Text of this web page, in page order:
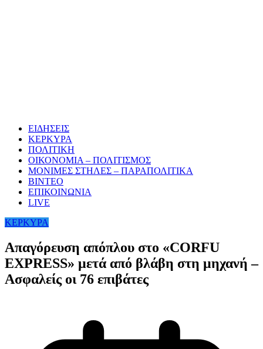
ΕΙΔΗΣΕΙΣ
ΚΕΡΚΥΡΑ
ΠΟΛΙΤΙΚΗ
ΟΙΚΟΝΟΜΙΑ – ΠΟΛΙΤΙΣΜΟΣ
ΜΟΝΙΜΕΣ ΣΤΗΛΕΣ – ΠΑΡΑΠΟΛΙΤΙΚΑ
ΒΙΝΤΕΟ
ΕΠΙΚΟΙΝΩΝΙΑ
LIVE
ΚΕΡΚΥΡΑ
Απαγόρευση απόπλου στο «CORFU
EXPRESS» μετά από βλάβη στη μηχανή –
Ασφαλείς οι 76 επιβάτες